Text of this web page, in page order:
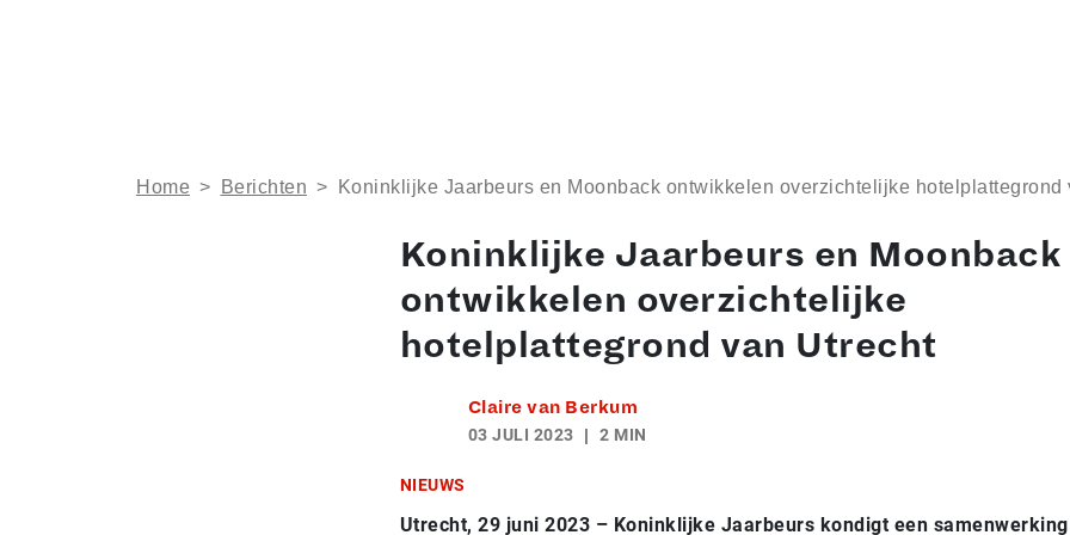
Home > Berichten > Koninklijke Jaarbeurs en Moonback ontwikkelen overzichtelijke hotelplattegrond
Koninklijke Jaarbeurs en Moonback
ontwikkelen overzichtelijke
hotelplattegrond van Utrecht
Claire van Berkum
03 JULI 2023
2 MIN
NIEUWS
Utrecht, 29 juni 2023 – Koninklijke Jaarbeurs kondigt een